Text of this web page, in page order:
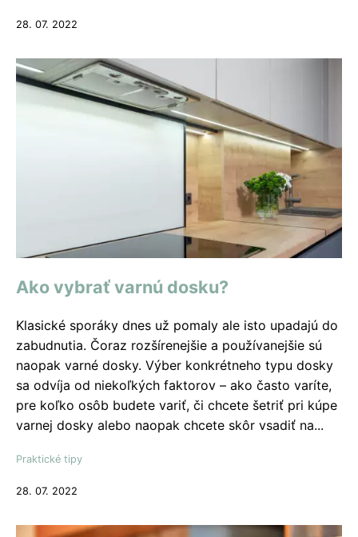
28. 07. 2022
Ako vybrať varnú dosku?
Klasické sporáky dnes už pomaly ale isto upadajú do
zabudnutia. Čoraz rozšírenejšie a používanejšie sú
naopak varné dosky. Výber konkrétneho typu dosky
sa odvíja od niekoľkých faktorov – ako často varíte,
pre koľko osôb budete variť, či chcete šetriť pri kúpe
varnej dosky alebo naopak chcete skôr vsadiť na...
Praktické tipy
28. 07. 2022